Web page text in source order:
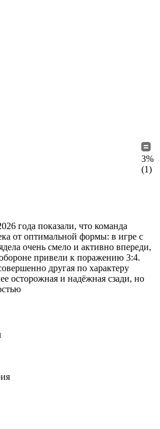
3%
(1)
года показали, что команда
от оптимальной формы: в игре с
очень смело и активно впереди,
привели к поражению 3:4.
другая по характеру
осторожная и надёжная сзади, но